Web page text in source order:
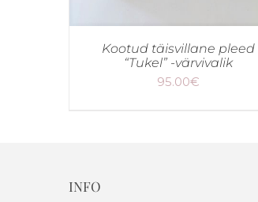
Kootud täisvillane pleed
“Tukel” -värvivalik
95.00€
INFO